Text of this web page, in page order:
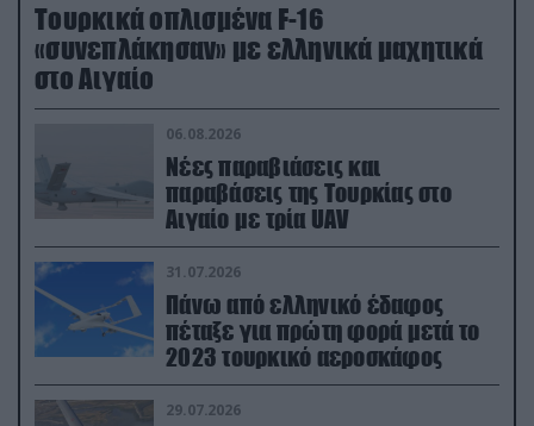
Τουρκικά οπλισμένα F-16
«συνεπλάκησαν» με ελληνικά μαχητικά
στο Αιγαίο
06.08.2026
Νέες παραβιάσεις και
παραβάσεις της Τουρκίας στο
Αιγαίο με τρία UAV
31.07.2026
Πάνω από ελληνικό έδαφος
πέταξε για πρώτη φορά μετά το
2023 τουρκικό αεροσκάφος
29.07.2026